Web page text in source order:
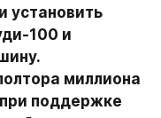
установить
100 и
миллиона
поддержке